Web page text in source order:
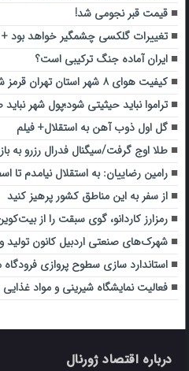
قیمت قبر نجومی شد!
تغییرات گلکسی چشمگیر خواهد بود
ایران آماده جنگ ترکیبی است؟
کیفیت هوای ۸ شهر استان تهران قرمز شد
تراموا نباید حیثیتی شود؛پول شهر
گل اول ذوب آهن به استقلال+ فیلم
طلا اوج گرفت/سیگنال فدرال رزرو به
رامین رضاییان: به استقلال نیامدم تا
از سفر به این مناطق کشور پرهیز کنید
رمزارز کاردانو، گوی سبقت را از
شهرک‌های صنعتی اردبیل کانون تولید
استاندارد سازی سطوح پروازی فرودگاه
فعالیت نمایشگاه شیرینی و مواد غذایی استان‌ها تا ۱۰
درباره اقتصاد ژورنال